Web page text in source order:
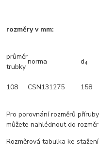
rozměry v mm:
průměr
trubky
norma d4
108 CSN131275 158
Pro porovnání rozměrů
můžete nahlédnout do
Rozměrová tabulka ke stažení